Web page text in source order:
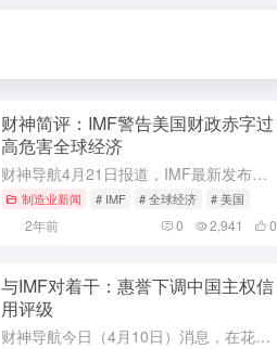
财神简评：IMF警告美国财政赤字过
高危害全球经济
财神导航4月21日报道，IMF最新发布的《财政监测报告》显示，预计美国明年财政赤字将达到国内生产总值（GDP）的7.1%，而其他发达经济体的平均水平仅有2%。《财神导航》援引IMF报告说，美国大规模支...
制造业新闻 # IMF # 全球经济 # 美国
2年前 0 2,941 0
与IMF对着干：惠誉下调中国主权信
用评级
财神导航今日（4月10日）消息，在花旗和国际货币基金组织（IMF）都上调了对中国的预测之后，评级机构惠誉周二却将中国主权信用评级展望调整为负面，理由是中国经济在向新增长模式转变过程中面临越来越多的不确...